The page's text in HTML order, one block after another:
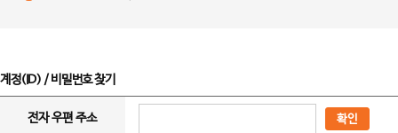
계정(ID) / 비밀번호 찾기
전자 우편 주소 확인